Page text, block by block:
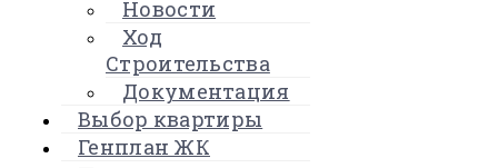
Новости
Ход
Строительства
Документация
Выбор квартиры
Генплан ЖК